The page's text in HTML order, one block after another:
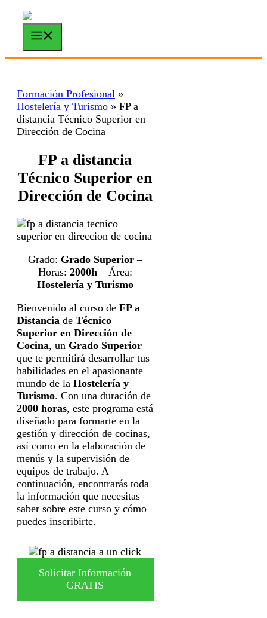
Saltar
contenido
Formación Profesional »
Hostelería y Turismo » FP a
distancia Técnico Superior en
Dirección de Cocina
FP a distancia
Técnico Superior en
Dirección de Cocina
Grado: Grado Superior–
Horas: 2000h– Área:
Hostelería y Turismo
Bienvenido al curso de FP a
Distancia de Técnico
Superior en Dirección de
Cocina, un Grado Superior
que te permitirá desarrollar tus
habilidades en el apasionante
mundo de la Hostelería y
Turismo. Con una duración de
2000 horas, este programa está
diseñado para formarte en la
gestión y dirección de cocinas,
así como en la elaboración de
menús y la supervisión de
equipos de trabajo. A
continuación, encontrarás toda
la información que necesitas
saber sobre este curso y cómo
puedes inscribirte.
Solicitar Información
GRATIS